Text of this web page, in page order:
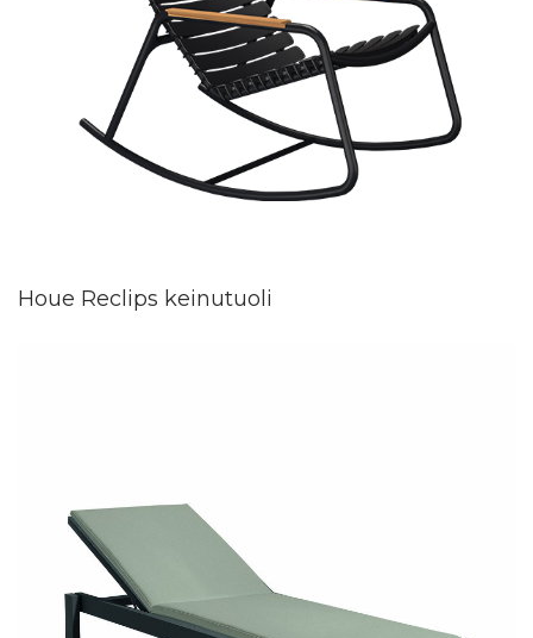
Houe Reclips keinutuoli